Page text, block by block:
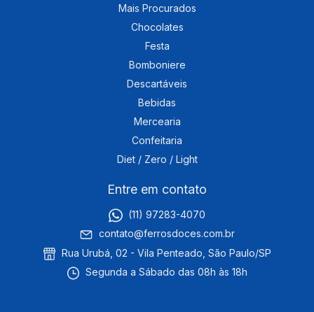
Mais Procurados
Chocolates
Festa
Bomboniere
Descartáveis
Bebidas
Mercearia
Confeitaria
Diet / Zero / Light
Entre em contato
(11) 97283-4070
contato@ferrosdoces.com.br
Rua Urubá, 02 - Vila Penteado, São Paulo/SP
Segunda a Sábado das 08h às 18h